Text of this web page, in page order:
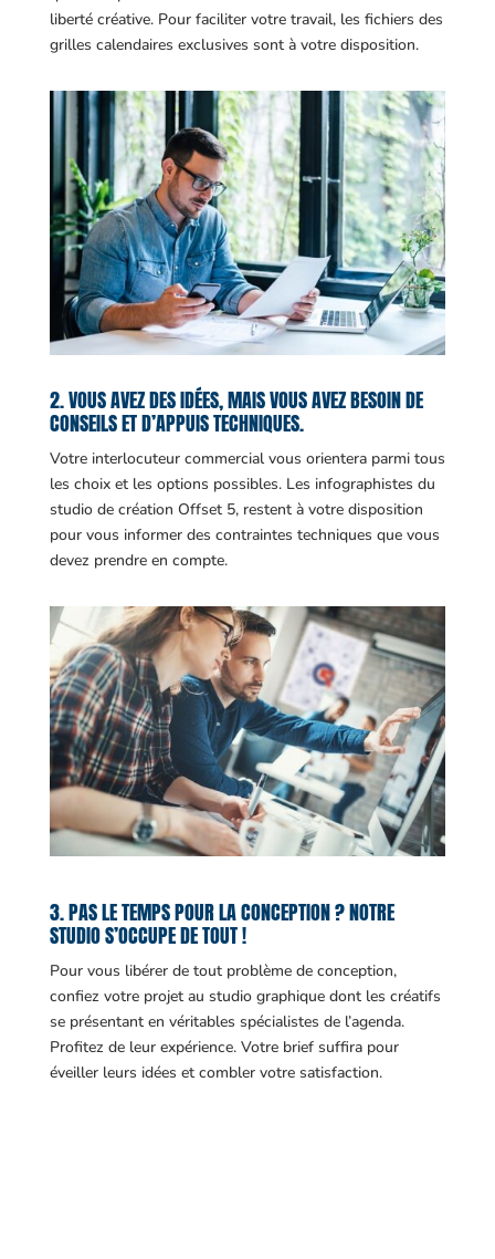
liberté créative. Pour faciliter votre travail, les fichiers des
grilles calendaires exclusives sont à votre disposition.
2. VOUS AVEZ DES IDÉES, MAIS VOUS AVEZ BESOIN DE
CONSEILS ET D’APPUIS TECHNIQUES.
Votre interlocuteur commercial vous orientera parmi tous
les choix et les options possibles. Les infographistes du
studio de création Offset 5, restent à votre disposition
pour vous informer des contraintes techniques que vous
devez prendre en compte.
3. PAS LE TEMPS POUR LA CONCEPTION ? NOTRE
STUDIO S’OCCUPE DE TOUT !
Pour vous libérer de tout problème de conception,
confiez votre projet au studio graphique dont les créatifs
se présentant en véritables spécialistes de l’agenda.
Profitez de leur expérience. Votre brief suffira pour
éveiller leurs idées et combler votre satisfaction.